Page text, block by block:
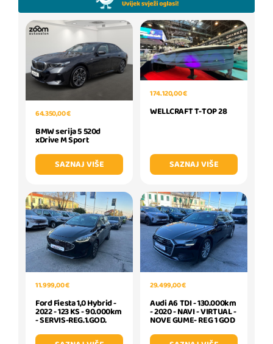
64.350,00 €
BMW serija 5 520d
xDrive M Sport
SAZNAJ VIŠE
174.120,00 €
WELLCRAFT T-TOP 28
SAZNAJ VIŠE
11.999,00 €
Ford Fiesta 1,0 Hybrid -
2022 - 123 KS - 90.000km
- SERVIS-REG.1.GOD.
29.499,00 €
Audi A6 TDI - 130.000km
- 2020 - NAVI - VIRTUAL -
NOVE GUME- REG 1 GOD